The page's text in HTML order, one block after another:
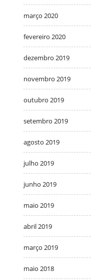
março 2020
fevereiro 2020
dezembro 2019
novembro 2019
outubro 2019
setembro 2019
agosto 2019
julho 2019
junho 2019
maio 2019
abril 2019
março 2019
maio 2018